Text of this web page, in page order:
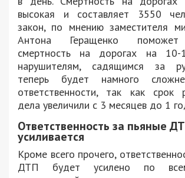
высокая и составляет 3550
закон, по мнению заместителя
Антона Геращенко поможет
смертность на дорогах на 10-
нарушителям, садящимся за
теперь будет намного
ответственности, так как срок
дела увеличили с 3 месяцев до 1
Ответственность за пьяные
усиливается
Кроме всего прочего,
ДТП будет усилено по